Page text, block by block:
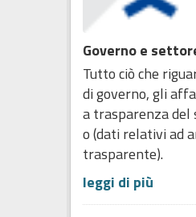
Governo e
Tutto ciò che
di governo, gli
a trasparenza
o (dati relativi ad
trasparente).
leggi di più